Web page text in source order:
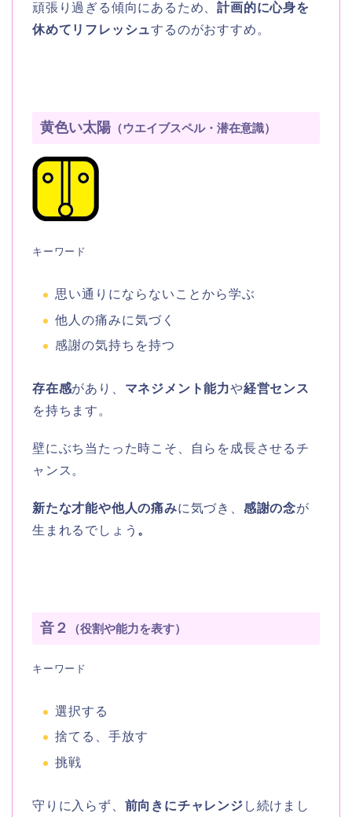
頑張り過ぎる傾向にあるため、計画的に心身を
休めてリフレッシュするのがおすすめ。
黄色い太陽 （ウエイブスペル・潜在意識）
キーワード
思い通りにならないことから学ぶ
他人の痛みに気づく
感謝の気持ちを持つ
存在感があり、 マネジメント能力や経営センス
を持ちます。
壁にぶち当たった時こそ、自らを成長させるチ
ャンス。
新たな才能や他人の痛みに気づき、 感謝の念が
生まれるでしょう 。
音２ （役割や能力を表す）
キーワード
選択する
捨てる、手放す
挑戦
守りに入らず、 前向きにチャレンジ し続けまし